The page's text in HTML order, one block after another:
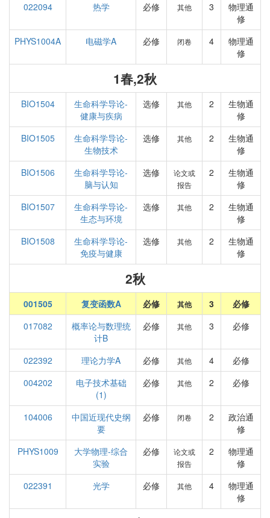
022094
热学 必修 其他 3
物理通
修
PHYS1004A
电磁学A 必修 闭卷 4
物理通
修
1春,2秋
BIO1504
生命科学导论-
健康与疾病
选修 其他 2
生物通
修
BIO1505
生命科学导论-
生物技术
选修 其他 2
生物通
修
BIO1506
生命科学导论-
脑与认知
选修
论文或
报告
2
生物通
修
BIO1507
生命科学导论-
生态与环境
选修 其他 2
生物通
修
BIO1508
生命科学导论-
免疫与健康
选修 其他 2
生物通
修
2秋
001505 复变函数A 必修 其他 3
必修
017082
概率论与数理统
计B
必修 其他 3 必修
022392 理论力学A 必修 其他 4
必修
004202
电子技术基础
(1)
必修 其他 2 必修
104006
中国近现代史纲
要
必修 闭卷 2
政治通
修
PHYS1009
大学物理-综合
实验
必修
论文或
报告
2
物理通
修
022391
光学 必修 其他 4
物理通
修